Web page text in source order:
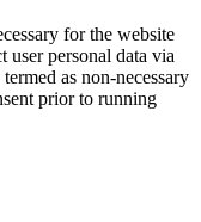
for the website
personal data via
as non-necessary
prior to running